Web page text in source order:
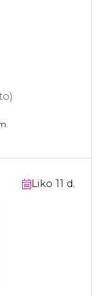
Liko 11 d.